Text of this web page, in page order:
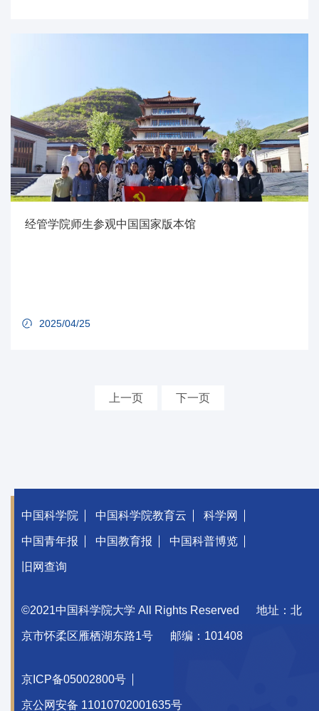
经管学院师生参观中国国家版本馆
2025/04/25
上一页 下一页
中国科学院 中国科学院教育云 科学网
中国青年报 中国教育报 中国科普博览
旧网查询
©2021中国科学院大学 All Rights Reserved 地址：北
京市怀柔区雁栖湖东路1号 邮编：101408
京ICP备05002800号
京公网安备 11010702001635号